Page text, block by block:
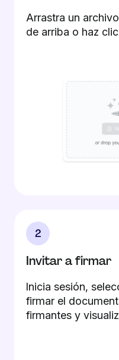
Arrastra un
de arriba o haz
2
Invitar a firmar
Inicia sesión,
firmar el
firmantes y